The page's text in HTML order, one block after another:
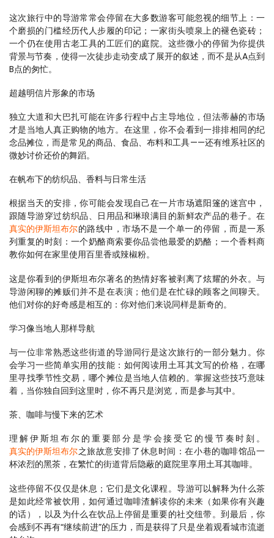
这次旅行中的导游常常会停留在大多数游客可能忽视的细节上：一
个磨损的门槛经历代人步履的印记；一家街头喷泉上的褪色瓷砖；
一个仍在使用古老工具的工匠们的庭院。这些微小的停留为你提供
背景与节奏，使得一次徒步走动变成了展开的叙述，而不是从A点到
B点的匆忙。
超越明信片形象的市场
独立大道和大巴扎可能在许多行程中占主导地位，但法蒂赫的市场
才是当地人真正购物的地方。在这里，你不会看到一排排相同的纪
念品摊位，而是常见的商品、食品、布料和工具——还有维系社区的
微妙讨价还价的舞蹈。
在帆布下的纺织品、香料与日常生活
根据当天的安排，你可能会发现自己在一片市场遮阳篷的迷宫中，
跟随导游穿过纺织品、日用品和琳琅满目的新鲜农产品的巷子。在
真实的伊斯坦布尔的路线中，市场不是一个单一的停留，而是一系
列重复的时刻：一个奶酪商索要你品尝他最爱的奶酪；一个香料商
教你如何在家里使用百里香或辣椒粉。
这是你看到的伊斯坦布尔著名的热情好客被剥离了炫耀的外衣。与
导游闲聊的摊贩们并不是在表演；他们是在忙碌的顾客之间聊天。
他们对你的好奇感是相互的：你对他们来说同样是新奇的。
学习像当地人那样导航
与一位非常熟悉这些街道的导游同行是这次旅行的一部分魅力。你
会学习一些简单实用的技能：如何阅读用土耳其文写的价格，在哪
里寻找季节性交易，哪个摊位是当地人信赖的。掌握这些技巧意味
着，当你独自回到这里时，你不再只是浏览，而是参与其中。
茶、咖啡与慢下来的艺术
理解伊斯坦布尔的重要部分是学会接受它的慢节奏时刻。
真实的伊斯坦布尔之旅故意安排了休息时间：在小巷的咖啡馆品一
杯浓烈的黑茶，在繁忙的街道背后隐蔽的庭院里享用土耳其咖啡。
这些停留不仅仅是休息；它们是文化课程。导游可以解释为什么茶
是如此经常被饮用，如何通过咖啡渣解读你的未来（如果你有兴趣
的话），以及为什么在饮品上停留是重要的社交纽带。到最后，你
会感到不再有“继续前进”的压力，而是获得了只是坐着观看城市流逝